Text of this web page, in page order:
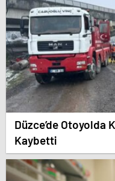
Düzce’de Otoyolda
Kaybetti